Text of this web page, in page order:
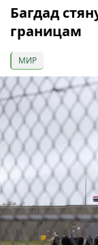
Багдад
границам
МИР